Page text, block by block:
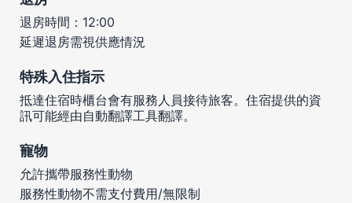
退房時間：12:00
延遲退房需視供應情況
特殊入住指示
抵達住宿時櫃台會有服務人員接待旅客。住宿提供的資
訊可能經由自動翻譯工具翻譯。
寵物
允許攜帶服務性動物
服務性動物不需支付費用/無限制